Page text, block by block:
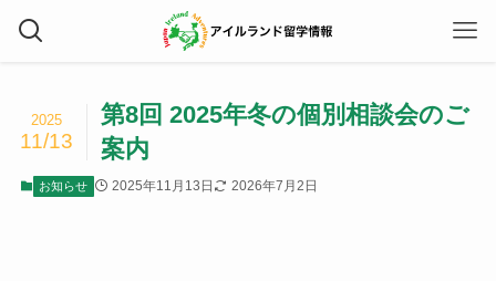
第8回 2025年冬の個別相談会のご
案内
2025
11/13
お知らせ 2025年11月13日 2026年7月2日